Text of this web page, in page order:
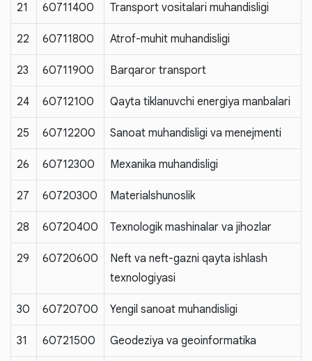
21 60711400 Transport vositalari muhandisligi
22 60711800 Atrof-muhit muhandisligi
23 60711900 Barqaror transport
24 60712100 Qayta tiklanuvchi energiya manbalari
25 60712200 Sanoat muhandisligi va menejmenti
26 60712300 Mexanika muhandisligi
27 60720300 Materialshunoslik
28 60720400 Texnologik mashinalar va jihozlar
29 60720600
Neft va neft-gazni qayta ishlash
texnologiyasi
30 60720700 Yengil sanoat muhandisligi
31 60721500 Geodeziya va geoinformatika